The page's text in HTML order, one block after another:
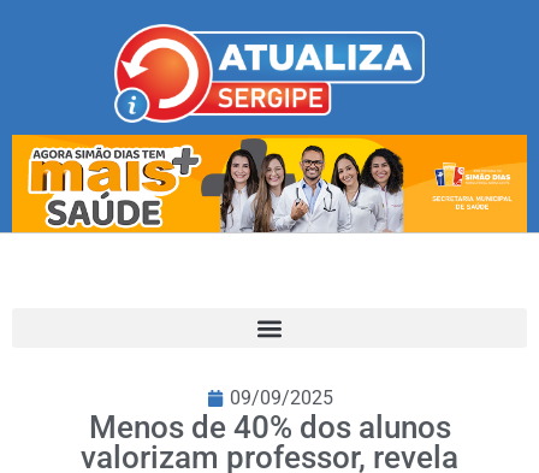
09/09/2025
Menos de 40% dos alunos
valorizam professor, revela